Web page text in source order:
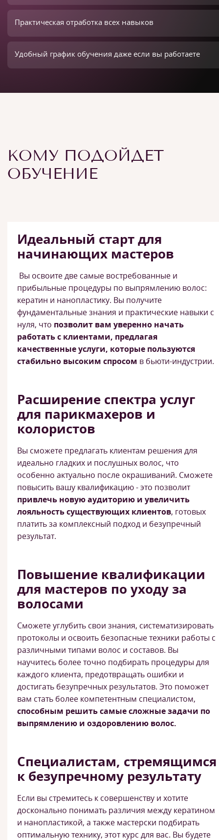
Практическая отработка всех навыков
Удобный график обучения даже если вы работаете
КОМУ ПОДОЙДЕТ
ОБУЧЕНИЕ
Идеальный старт для
начинающих мастеров
Вы освоите две самые востребованные и
прибыльные процедуры по выпрямлению волос:
кератин и нанопластику. Вы получите
фундаментальные знания и практические навыки с
нуля, что позволит вам уверенно начать
работать с клиентами, предлагая
качественные услуги, которые пользуются
стабильно высоким спросом в бьюти-индустрии.
Расширение спектра услуг
для парикмахеров и
колористов
Вы сможете предлагать клиентам решения для
идеально гладких и послушных волос, что
особенно актуально после окрашиваний. Сможете
повысить вашу квалификацию - это позволит
привлечь новую аудиторию и увеличить
лояльность существующих клиентов, готовых
платить за комплексный подход и безупречный
результат.
Повышение квалификации
для мастеров по уходу за
волосами
Сможете углубить свои знания, систематизировать
протоколы и освоить безопасные техники работы с
различными типами волос и составов. Вы
научитесь более точно подбирать процедуры для
каждого клиента, предотвращать ошибки и
достигать безупречных результатов. Это поможет
вам стать более компетентным специалистом,
способным решить самые сложные задачи по
выпрямлению и оздоровлению волос.
Специалистам, стремящимся
к безупречному результату
Если вы стремитесь к совершенству и хотите
досконально понимать различия между кератином
и нанопластикой, а также мастерски подбирать
оптимальную технику, этот курс для вас. Вы будете